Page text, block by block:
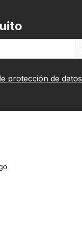
protección de datos